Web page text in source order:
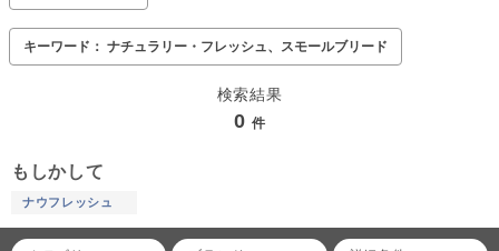
キーワード： ナチュラリー・フレッシュ、スモールブリード
検索結果
0 件
もしかして
ナウフレッシュ